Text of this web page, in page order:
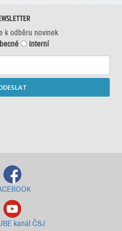
k odběru novinek
Interní
kanál ČSJ